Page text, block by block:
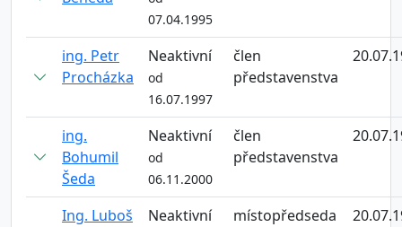
07.04.1995
ing. Petr
Procházka
Neaktivní
od
16.07.1997
člen
představenstva
ing.
Bohumil
Šeda
Neaktivní
od
06.11.2000
člen
představenstva
Ing. Luboš
Neaktivní místopředseda